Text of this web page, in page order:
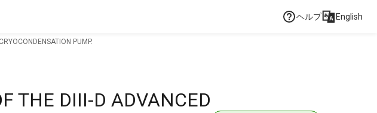
ヘルプ English
PUMP.
THE DIII-D ADVANCED